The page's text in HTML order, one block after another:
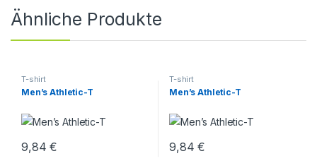
Ähnliche Produkte
T-shirt
Men’s Athletic-T
9,84€
T-shirt
Men’s Athletic-T
9,84€